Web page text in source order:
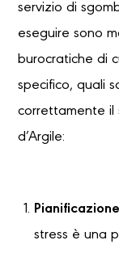
servizio di
eseguire sono
burocratiche di
specifico, quali
correttamente il
d’Argile:
Pianificazione
stress è una